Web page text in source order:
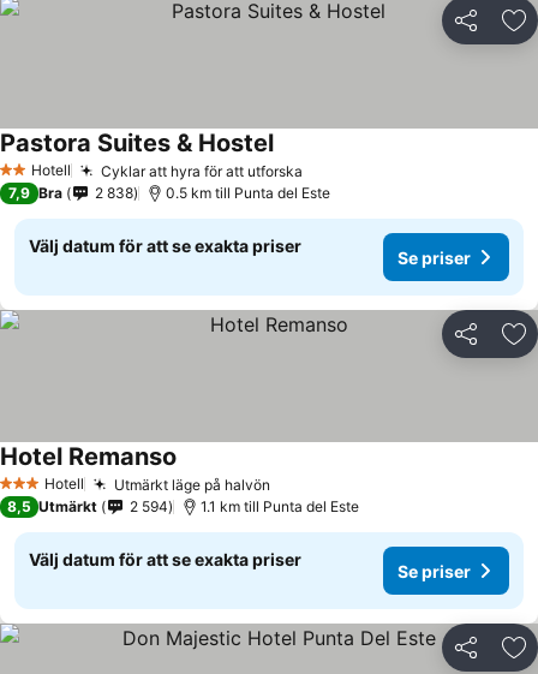
Dela
2 Stjärnor
Hotell Cyklar att hyra för att utforska
Pastora Suites & Hostel
7,9 Bra 2 838 0.5 km till Punta del Este
Välj datum för att se exakta priser
Se priser
Dela
3 StjärnorHotell Utmärkt läge på halvön
Hotel Remanso
8,5 Utmärkt 2 594 1.1 km till Punta del Este
Välj datum för att se exakta priser
Se priser
Dela